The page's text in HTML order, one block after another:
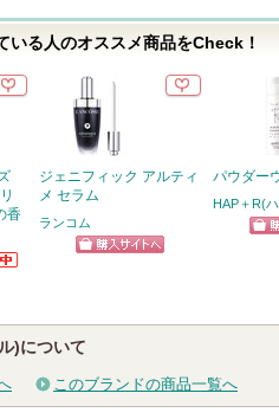
いる人のオススメ商品をCheck！
香
ジェニフィック アルティ
メ セラム
ランコム
パウダー
HAP＋R(
)について
このブランドの商品一覧へ